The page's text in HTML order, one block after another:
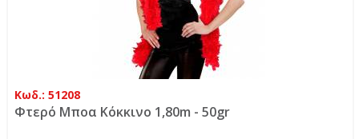
Κωδ.: 51208
Φτερό Μποα Κόκκινο 1,80m - 50gr